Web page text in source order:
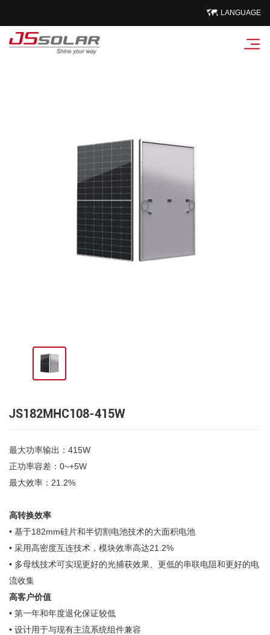
LANGUAGE
JS182MHC108-415W
最大功率输出：415W
正功率容差：0~+5W
最大效率：21.2%
高转换效率
• 基于182mm硅片和半切割电池技术的大面积电池
• 采用高密度互连技术，模块效率高达21.2%
• 多母线技术可实现更好的光捕获效果、更低的串联电阻和更好的电
流收集
高客户价值
• 第一年和年度退化保证较低
• 设计用于与现有主流系统组件兼容